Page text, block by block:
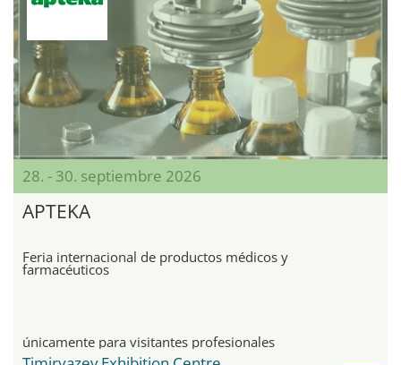
28. - 30. septiembre 2026
APTEKA
Feria internacional de productos médicos y
farmacéuticos
únicamente para visitantes profesionales